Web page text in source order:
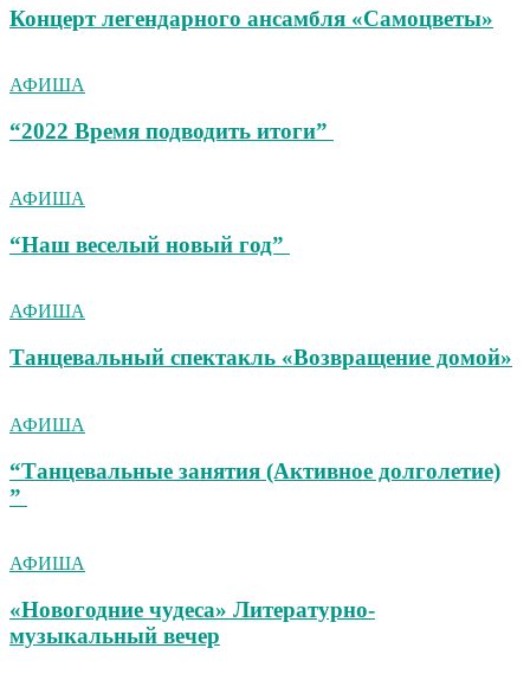
Концерт легендарного ансамбля «Самоцветы»
АФИША
“2022 Время подводить итоги”
АФИША
“Наш веселый новый год”
АФИША
Танцевальный спектакль «Возвращение домой»
АФИША
“Танцевальные занятия (Активное долголетие)
”
АФИША
«Новогодние чудеса» Литературно-
музыкальный вечер